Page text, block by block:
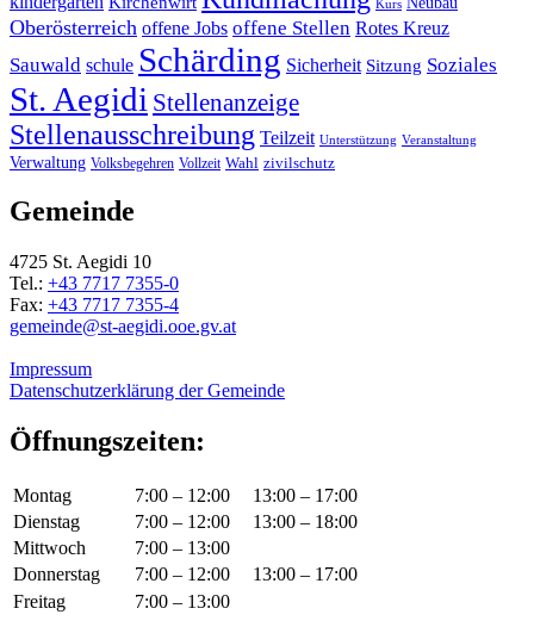
Kurs
Oberösterreich offene Jobs offene Stellen Rotes Kreuz
Sauwald schule Schärding Sicherheit Sitzung Soziales
St. Aegidi Stellenanzeige
Stellenausschreibung Teilzeit Unterstützung Veranstaltung
Verwaltung Volksbegehren Vollzeit Wahl zivilschutz
Gemeinde
4725 St. Aegidi 10
Tel.: +43 7717 7355-0
Fax: +43 7717 7355-4
gemeinde@st-aegidi.ooe.gv.at
Impressum
Datenschutzerklärung der Gemeinde
Öffnungszeiten:
Montag 7:00 – 12:00
13:00 – 17:00
Dienstag
7:00 – 12:00
13:00 – 18:00
Mittwoch
7:00 – 13:00
Donnerstag
7:00 – 12:00
13:00 – 17:00
Freitag
7:00 – 13:00